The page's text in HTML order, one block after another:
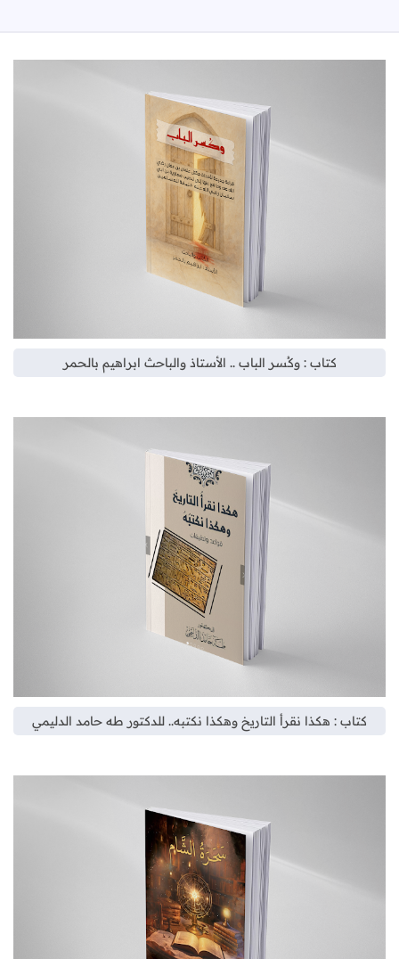
كتاب : وكُسر الباب .. الأستاذ والباحث ابراهيم بالحمر
كتاب : هكذا نقرأ التاريخ وهكذا نكتبه.. للدكتور طه حامد الدليمي